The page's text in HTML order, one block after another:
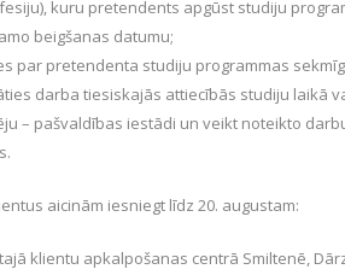
kuru pretendents apgūst studiju
beigšanas datumu;
par pretendenta studiju programmas
darba tiesiskajās attiecībās studiju laikā
– pašvaldības iestādi un veikt noteikto
aicinām iesniegt līdz 20. augustam:
klientu apkalpošanas centrā Smiltenē,